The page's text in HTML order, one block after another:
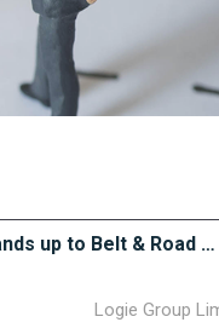
up to Belt & Road …
Logie Group